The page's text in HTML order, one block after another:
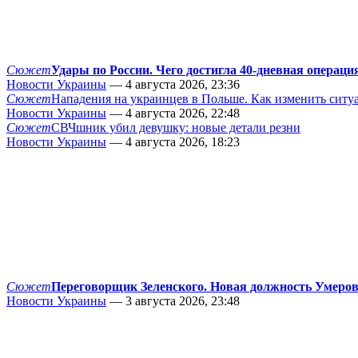
СюжетУдары по России. Чего достигла 40-дневная
Новости Украины — 4 августа 2026, 23:36
СюжетНападения на украинцев в Польше. Как изменить
Новости Украины — 4 августа 2026, 22:48
СюжетСВЧшник убил девушку: новые детали резни
Новости Украины — 4 августа 2026, 18:23
СюжетПереговорщик Зеленского. Новая должность
Новости Украины — 3 августа 2026, 23:48